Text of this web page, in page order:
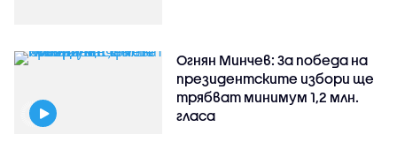
Огнян Минчев: За победа на
президентските избори ще
трябват минимум 1,2 млн.
гласа